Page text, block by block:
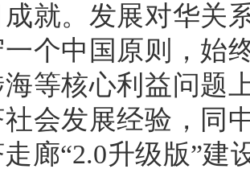
就。发展对华关
个中国原则，始
等核心利益问题
社会发展经验，同
走廊“2.0升级版”